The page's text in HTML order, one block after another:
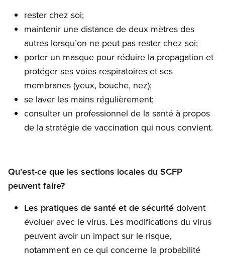
rester chez soi;
maintenir une distance de deux mètres des
autres lorsqu’on ne peut pas rester chez soi;
porter un masque pour réduire la propagation et
protéger ses voies respiratoires et ses
membranes (yeux, bouche, nez);
se laver les mains régulièrement;
consulter un professionnel de la santé à propos
de la stratégie de vaccination qui nous convient.
Qu’est-ce que les sections locales du SCFP
peuvent faire?
Les pratiques de santé et de sécurité doivent
évoluer avec le virus. Les modifications du virus
peuvent avoir un impact sur le risque,
notamment en ce qui concerne la probabilité